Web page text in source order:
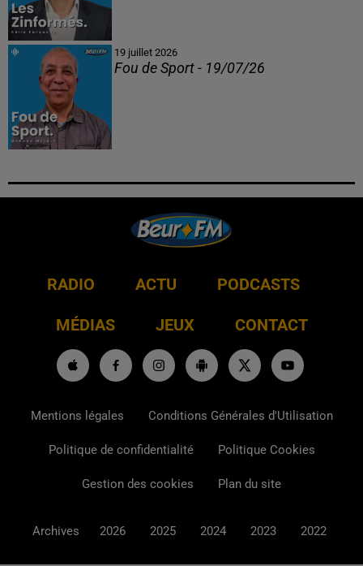
19 juillet 2026
Fou de Sport - 19/07/26
RADIO ACTU PODCASTS
MÉDIAS JEUX CONTACT
Mentions légales Conditions Générales d'Utilisation
Politique de confidentialité Politique Cookies
Gestion des cookies Plan du site
Archives 2026 2025 2024 2023 2022